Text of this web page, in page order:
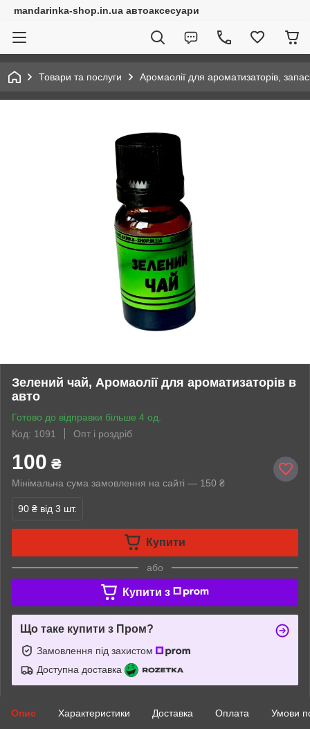
mandarinka-shop.in.ua автоаксесуари
Товари та послуги Аромаолії для ароматизаторів,
Зелений чай, Аромаолії для ароматизаторів в
авто
Готово до відправки більше 4 од.
Код: 1091
Опт і роздріб
100 ₴
Мінімальна сума замовлення на сайті — 150 ₴
90 ₴ від 3 шт.
Купити
або
Купити з
Що таке купити з Пром?
Замовлення під захистом
Доступна доставка
Опис Характеристики Доставка Оплата Умови